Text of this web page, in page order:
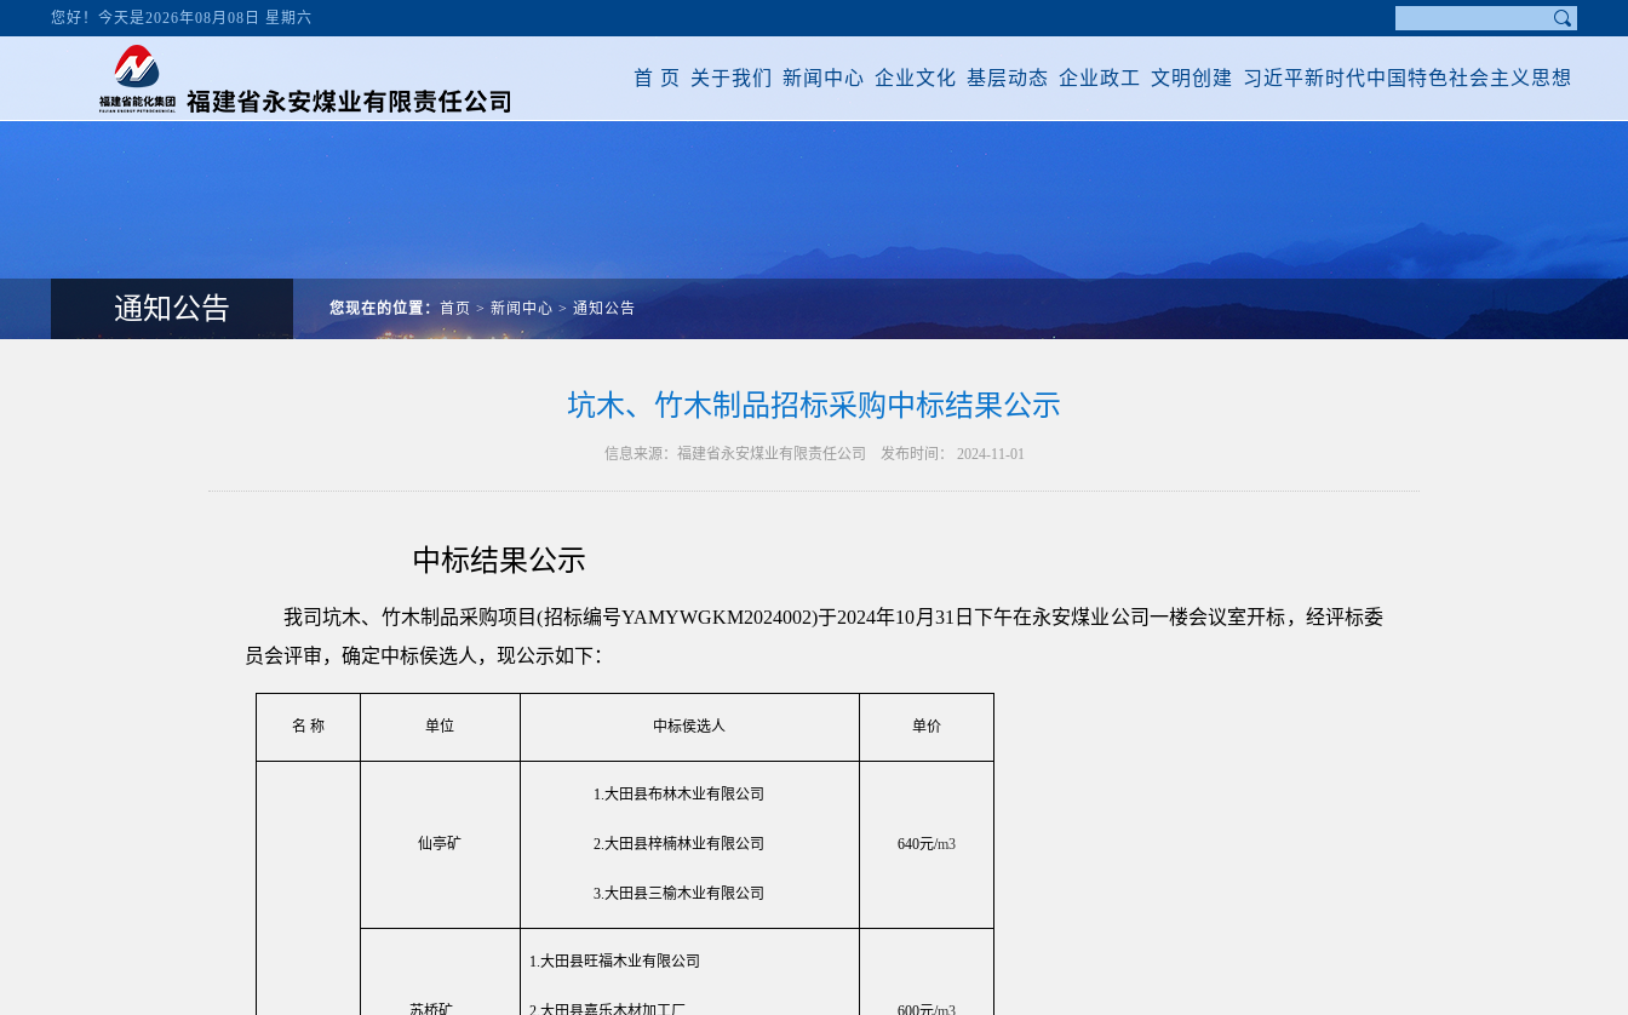
您好！今天是2026年08月08日 星期六
首 页 关于我们 新闻中心 企业文化 基层动态 企业政工 文明创建 习近平新时代中国特色社会主义思想
通知公告 您现在的位置： 首页 > 新闻中心 > 通知公告
坑木、竹木制品招标采购中标结果公示
信息来源：福建省永安煤业有限责任公司 发布时间： 2024-11-01
中标结果公示
我司坑木、竹木制品采购项目(招标编号YAMYWGKM2024002)于2024年10月31日下午在永安煤业公司一楼会议室开标，经评标委
员会评审，确定中标侯选人，现公示如下：
名 称 单位 中标侯选人 单价
仙亭矿
1.大田县布林木业有限公司
2.大田县梓楠林业有限公司
3.大田县三榆木业有限公司
640元/m3
苏桥矿
1.大田县旺福木业有限公司
2.大田县嘉乐木材加工厂 600元/m3